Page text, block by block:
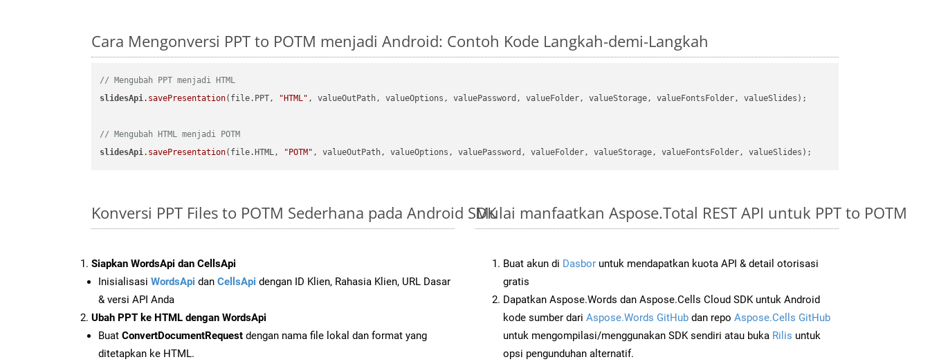
Cara Mengonversi PPT to POTM menjadi Android: Contoh Kode Langkah-demi-Langkah
// Mengubah PPT menjadi HTML
slidesApi.savePresentation(file.PPT, "HTML" , valueOutPath, valueOptions, valuePassword, valueFolder, valueStorage, valueFontsFolder, valueSlides);
// Mengubah HTML menjadi POTM
slidesApi.savePresentation(file.HTML, "POTM"
Konversi PPT Files to POTM Sederhana pada Android SDK
Siapkan WordsApi dan CellsApi
Inisialisasi WordsApi dan CellsApi dengan ID Klien, Rahasia Klien, URL Dasar
& versi API Anda
Ubah PPT ke HTML dengan WordsApi
Buat ConvertDocumentRequest dengan nama file lokal dan format yang
ditetapkan ke HTML.
Mulai manfaatkan Aspose.Total REST API untuk PPT to POTM
Buat akun di Dasbor untuk mendapatkan kuota API & detail otorisasi
gratis
Dapatkan Aspose.Words dan Aspose.Cells Cloud SDK untuk Android
kode sumber dari Aspose.Words GitHub dan repo Aspose.Cells GitHub
untuk mengompilasi/menggunakan SDK sendiri atau buka Rilis untuk
opsi pengunduhan alternatif.